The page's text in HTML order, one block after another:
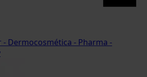
Dermocosmética - Pharma -